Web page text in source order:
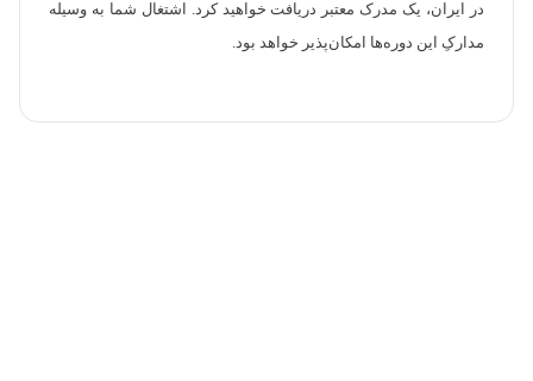
در ایران، یک مدرک معتبر دریافت خواهید کرد. اشتغال شما به وسیله
مدارکِ این دوره‌ها امکان‌پذیر خواهد بود.